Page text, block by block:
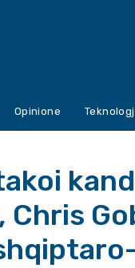
Opinione